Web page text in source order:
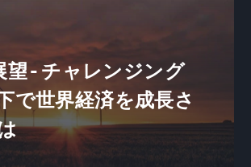
望 - チャレンジング
で世界経済を成長さ